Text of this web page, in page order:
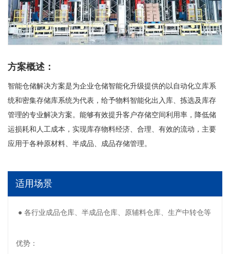
方案概述：
智能仓储解决方案是为企业仓储智能化升级提供的以自动化立库系
统和密集存储库系统为代表，给予物料智能化出入库、拣选及库存
管理的专业解决方案。能够有效提升客户存储空间利用率，降低储
运损耗和人工成本，实现库存物料经济、合理、有效的流动，主要
应用于各种原材料、半成品、成品存储管理。
适用场景
● 各行业成品仓库、半成品仓库、原辅料仓库、生产中转仓等
优势：